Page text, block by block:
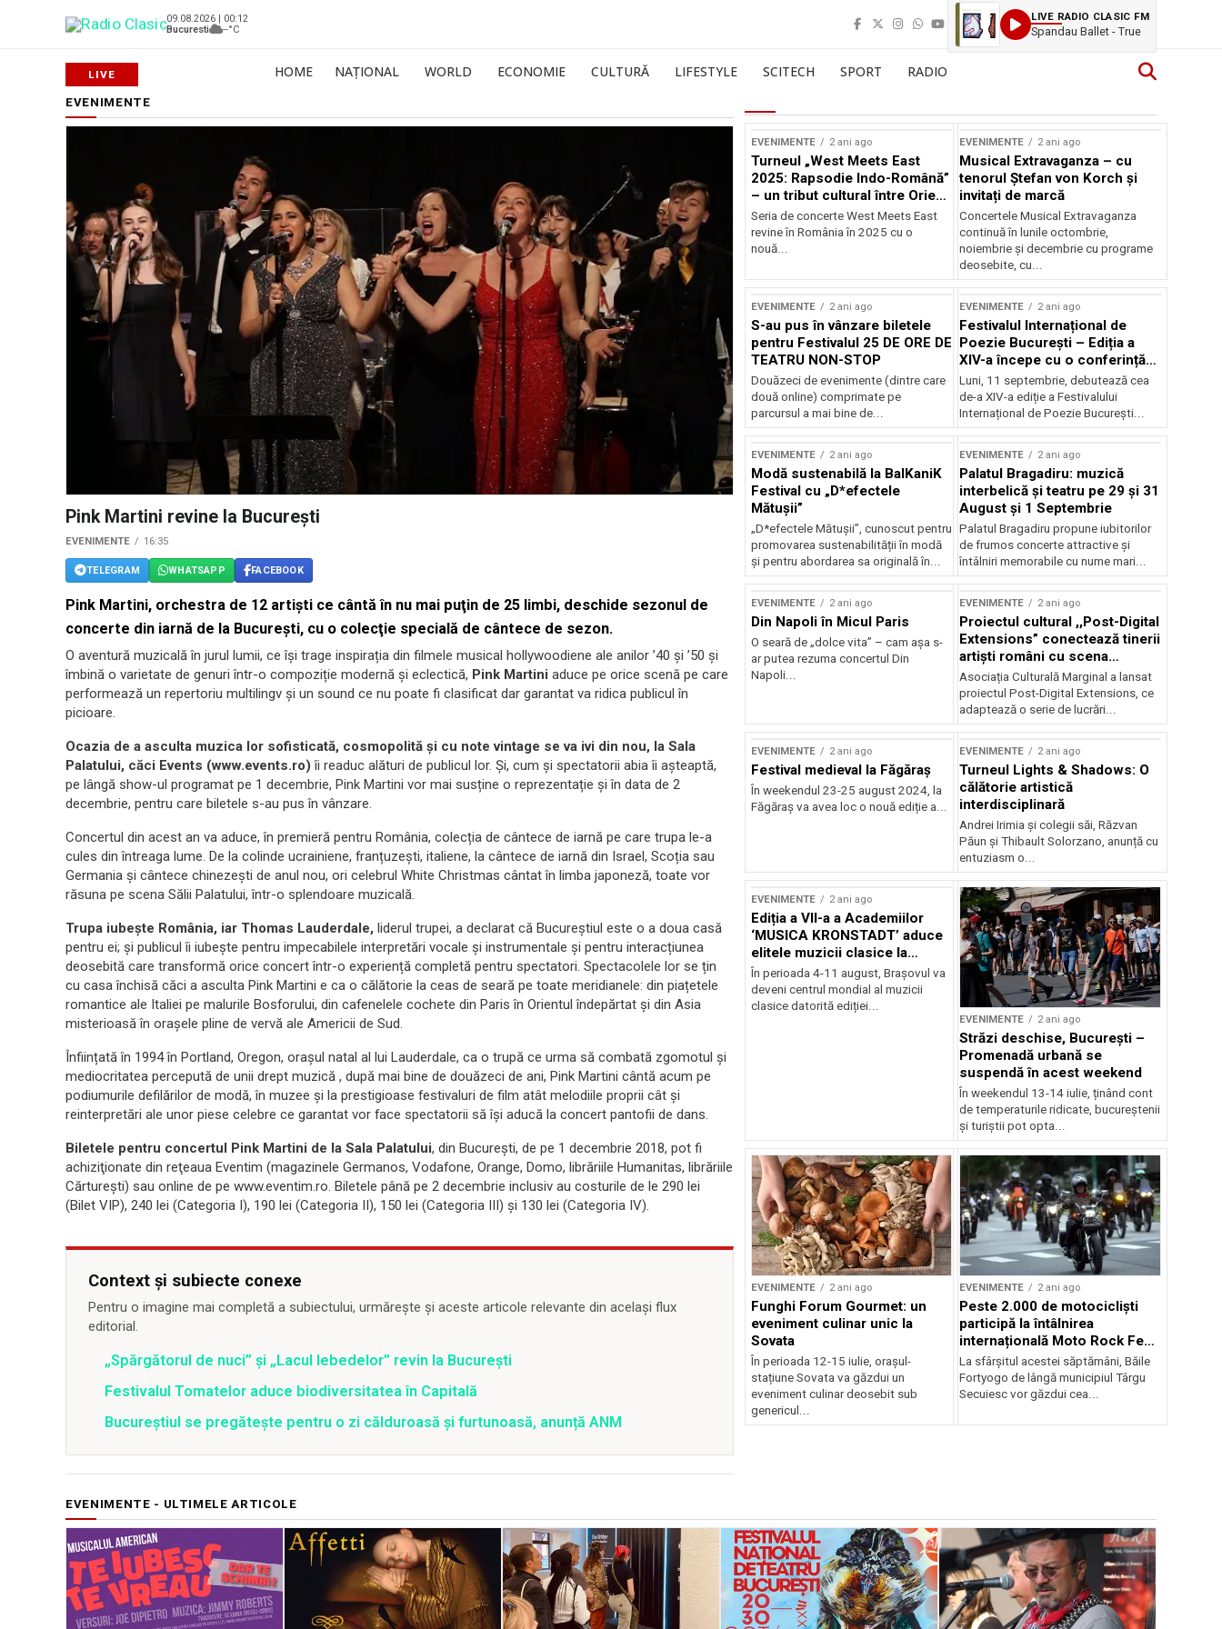
09.08.2026 | 00:12
Bucuresti
--°C
LIVE RADIO CLASIC FM
Spandau Ballet - True
HOME NAȚIONAL WORLD ECONOMIE CULTURĂ LIFESTYLE SCITECH SPORT RADIO
EVENIMENTE
Pink Martini revine la București
EVENIMENTE 16:35
TELEGRAM WHATSAPP FACEBOOK
Pink Martini, orchestra de 12 artişti ce cântă în nu mai puţin de 25 limbi, deschide sezonul de
concerte din iarnă de la Bucureşti, cu o colecţie specială de cântece de sezon.
O aventură muzicală în jurul lumii, ce își trage inspirația din filmele musical hollywoodiene ale anilor ’40 și ’50 și
îmbină o varietate de genuri într-o compoziție modernă și eclectică, Pink Martini aduce pe orice scenă pe care
performează un repertoriu multilingv și un sound ce nu poate fi clasificat dar garantat va ridica publicul în
picioare.
Ocazia de a asculta muzica lor sofisticată, cosmopolită și cu note vintage se va ivi din nou, la Sala
Palatului, căci Events (www.events.ro) îi readuc alături de publicul lor. Și, cum și spectatorii abia îi așteaptă,
pe lângă show-ul programat pe 1 decembrie, Pink Martini vor mai susține o reprezentație și în data de 2
decembrie, pentru care biletele s-au pus în vânzare.
Concertul din acest an va aduce, în premieră pentru România, colecția de cântece de iarnă pe care trupa le-a
cules din întreaga lume. De la colinde ucrainiene, franțuzești, italiene, la cântece de iarnă din Israel, Scoția sau
Germania și cântece chinezești de anul nou, ori celebrul White Christmas cântat în limba japoneză, toate vor
răsuna pe scena Sălii Palatului, într-o splendoare muzicală.
Trupa iubește România, iar Thomas Lauderdale, liderul trupei, a declarat că Bucureștiul este o a doua casă
pentru ei; și publicul îi iubește pentru impecabilele interpretări vocale și instrumentale și pentru interacțiunea
deosebită care transformă orice concert într-o experiență completă pentru spectatori. Spectacolele lor se țin
cu casa închisă căci a asculta Pink Martini e ca o călătorie la ceas de seară pe toate meridianele: din piațetele
romantice ale Italiei pe malurile Bosforului, din cafenelele cochete din Paris în Orientul îndepărtat și din Asia
misterioasă în orașele pline de vervă ale Americii de Sud.
Înființată în 1994 în Portland, Oregon, orașul natal al lui Lauderdale, ca o trupă ce urma să combată zgomotul și
mediocritatea percepută de unii drept muzică , după mai bine de douăzeci de ani, Pink Martini cântă acum pe
podiumurile defilărilor de modă, în muzee și la prestigioase festivaluri de film atât melodiile proprii cât și
reinterpretări ale unor piese celebre ce garantat vor face spectatorii să își aducă la concert pantofii de dans.
Biletele pentru concertul Pink Martini de la Sala Palatului, din Bucureşti, de pe 1 decembrie 2018, pot fi
achiziţionate din reţeaua Eventim (magazinele Germanos, Vodafone, Orange, Domo, librăriile Humanitas, librăriile
Cărtureşti) sau online de pe www.eventim.ro. Biletele până pe 2 decembrie inclusiv au costurile de le 290 lei
(Bilet VIP), 240 lei (Categoria I), 190 lei (Categoria II), 150 lei (Categoria III) și 130 lei (Categoria IV).
Context și subiecte conexe
Pentru o imagine mai completă a subiectului, urmărește și aceste articole relevante din același flux
editorial.
„Spărgătorul de nuci” și „Lacul lebedelor” revin la București
Festivalul Tomatelor aduce biodiversitatea în Capitală
Bucureștiul se pregătește pentru o zi călduroasă și furtunoasă, anunță ANM
EVENIMENTE 2 ani ago
Turneul „West Meets East
2025: Rapsodie Indo-Română”
– un tribut cultural între Orient
și Occident
Seria de concerte West Meets East
revine în România în 2025 cu o
nouă...
EVENIMENTE 2 ani ago
Musical Extravaganza – cu
tenorul Ștefan von Korch și
invitați de marcă
Concertele Musical Extravaganza
continuă în lunile octombrie,
noiembrie şi decembrie cu programe
deosebite, cu...
EVENIMENTE 2 ani ago
S-au pus în vânzare biletele
pentru Festivalul 25 DE ORE DE
TEATRU NON-STOP
Douăzeci de evenimente (dintre care
două online) comprimate pe
parcursul a mai bine de...
EVENIMENTE 2 ani ago
Festivalul Internațional de
Poezie București – Ediția a
XIV-a începe cu o conferință
despre limba română
susținută de Marco Lucchesi
Luni, 11 septembrie, debutează cea
de-a XIV-a ediție a Festivalului
Internațional de Poezie București...
EVENIMENTE 2 ani ago
Modă sustenabilă la BalKaniK
Festival cu „D*efectele
Mătușii”
„D*efectele Mătușii”, cunoscut pentru
promovarea sustenabilității în modă
și pentru abordarea sa originală în...
EVENIMENTE 2 ani ago
Palatul Bragadiru: muzică
interbelică şi teatru pe 29 şi 31
August şi 1 Septembrie
Palatul Bragadiru propune iubitorilor
de frumos concerte attractive şi
întâlniri memorabile cu nume mari...
EVENIMENTE 2 ani ago
Din Napoli în Micul Paris
O seară de „dolce vita” – cam așa s-
ar putea rezuma concertul Din
Napoli...
EVENIMENTE 2 ani ago
Proiectul cultural ,,Post-Digital
Extensions” conectează tinerii
artiști români cu scena
internațională
Asociația Culturală Marginal a lansat
proiectul Post-Digital Extensions, ce
adaptează o serie de lucrări...
EVENIMENTE 2 ani ago
Festival medieval la Făgăraș
În weekendul 23-25 august 2024, la
Făgăraș va avea loc o nouă ediție a...
EVENIMENTE 2 ani ago
Turneul Lights & Shadows: O
călătorie artistică
interdisciplinară
Andrei Irimia și colegii săi, Răzvan
Păun și Thibault Solorzano, anunță cu
entuziasm o...
EVENIMENTE 2 ani ago
Ediția a VII-a a Academiilor
‘MUSICA KRONSTADT’ aduce
elitele muzicii clasice la
Brașov
În perioada 4-11 august, Brașovul va
deveni centrul mondial al muzicii
clasice datorită ediției...
EVENIMENTE 2 ani ago
Străzi deschise, București –
Promenadă urbană se
suspendă în acest weekend
În weekendul 13-14 iulie, ținând cont
de temperaturile ridicate, bucureștenii
și turiștii pot opta...
EVENIMENTE 2 ani ago
Funghi Forum Gourmet: un
eveniment culinar unic la
Sovata
În perioada 12-15 iulie, orașul-
stațiune Sovata va găzdui un
eveniment culinar deosebit sub
genericul...
EVENIMENTE 2 ani ago
Peste 2.000 de motocicliști
participă la întâlnirea
internațională Moto Rock Fest
la Băile Fortyogo
La sfârșitul acestei săptămâni, Băile
Fortyogo de lângă municipiul Târgu
Secuiesc vor găzdui cea...
EVENIMENTE - ULTIMELE ARTICOLE